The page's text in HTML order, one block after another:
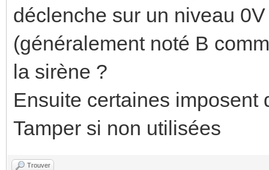
déclenche sur un niveau
(généralement noté B
la sirène ?
Ensuite certaines imposent
Tamper si non utilisées
Trouver